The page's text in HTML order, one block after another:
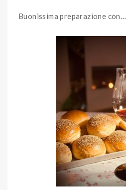
Buonissima preparazione con…